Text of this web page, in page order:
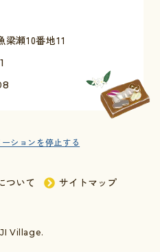
瀬10番地11
ションを停止する
ついて サイトマップ
Village.